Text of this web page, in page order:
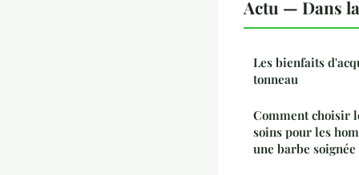
Actu — Dans
Les bienfaits
tonneau
Comment choisir
soins pour les
une barbe soignée